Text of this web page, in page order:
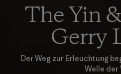
The Yin
Gerry
Der Weg zur Erleuchtung
Welle der